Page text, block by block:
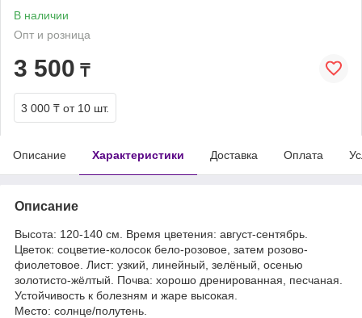
В наличии
Опт и розница
3 500 ₸
3 000 ₸ от 10 шт.
Описание Характеристики Доставка Оплата
Описание
Высота: 120-140 см. Время цветения: август-сентябрь.
Цветок: соцветие-колосок бело-розовое, затем розово-
фиолетовое. Лист: узкий, линейный, зелёный, осенью
золотисто-жёлтый. Почва: хорошо дренированная, песчаная.
Устойчивость к болезням и жаре высокая.
Место: солнце/полутень.